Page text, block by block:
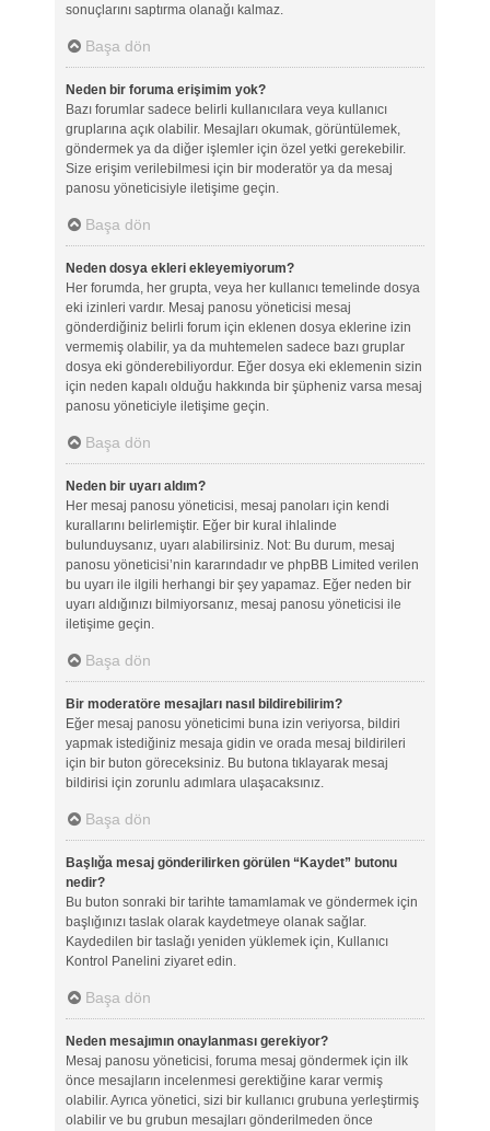
sonuçlarını saptırma olanağı kalmaz.
Başa dön
Neden bir foruma erişimim yok?
Bazı forumlar sadece belirli kullanıcılara veya kullanıcı
gruplarına açık olabilir. Mesajları okumak, görüntülemek,
göndermek ya da diğer işlemler için özel yetki gerekebilir.
Size erişim verilebilmesi için bir moderatör ya da mesaj
panosu yöneticisiyle iletişime geçin.
Başa dön
Neden dosya ekleri ekleyemiyorum?
Her forumda, her grupta, veya her kullanıcı temelinde dosya
eki izinleri vardır. Mesaj panosu yöneticisi mesaj
gönderdiğiniz belirli forum için eklenen dosya eklerine izin
vermemiş olabilir, ya da muhtemelen sadece bazı gruplar
dosya eki gönderebiliyordur. Eğer dosya eki eklemenin sizin
için neden kapalı olduğu hakkında bir şüpheniz varsa mesaj
panosu yöneticiyle iletişime geçin.
Başa dön
Neden bir uyarı aldım?
Her mesaj panosu yöneticisi, mesaj panoları için kendi
kurallarını belirlemiştir. Eğer bir kural ihlalinde
bulunduysanız, uyarı alabilirsiniz. Not: Bu durum, mesaj
panosu yöneticisi’nin kararındadır ve phpBB Limited verilen
bu uyarı ile ilgili herhangi bir şey yapamaz. Eğer neden bir
uyarı aldığınızı bilmiyorsanız, mesaj panosu yöneticisi ile
iletişime geçin.
Başa dön
Bir moderatöre mesajları nasıl bildirebilirim?
Eğer mesaj panosu yöneticimi buna izin veriyorsa, bildiri
yapmak istediğiniz mesaja gidin ve orada mesaj bildirileri
için bir buton göreceksiniz. Bu butona tıklayarak mesaj
bildirisi için zorunlu adımlara ulaşacaksınız.
Başa dön
Başlığa mesaj gönderilirken görülen “Kaydet” butonu
nedir?
Bu buton sonraki bir tarihte tamamlamak ve göndermek için
başlığınızı taslak olarak kaydetmeye olanak sağlar.
Kaydedilen bir taslağı yeniden yüklemek için, Kullanıcı
Kontrol Panelini ziyaret edin.
Başa dön
Neden mesajımın onaylanması gerekiyor?
Mesaj panosu yöneticisi, foruma mesaj göndermek için ilk
önce mesajların incelenmesi gerektiğine karar vermiş
olabilir. Ayrıca yönetici, sizi bir kullanıcı grubuna yerleştirmiş
olabilir ve bu grubun mesajları gönderilmeden önce